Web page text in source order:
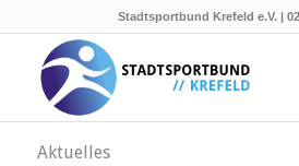
Stadtsportbund Krefeld e.V. |
Aktuelles